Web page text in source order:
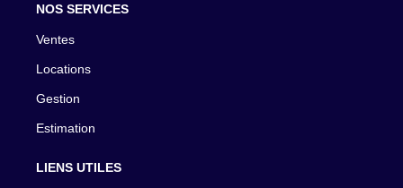
NOS SERVICES
Ventes
Locations
Gestion
Estimation
LIENS UTILES